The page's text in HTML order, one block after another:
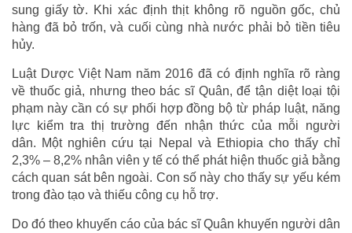
sung giấy tờ. Khi xác định thịt không rõ nguồn gốc, chủ
hàng đã bỏ trốn, và cuối cùng nhà nước phải bỏ tiền tiêu
hủy.
Luật Dược Việt Nam năm 2016 đã có định nghĩa rõ ràng
về thuốc giả, nhưng theo bác sĩ Quân, để tận diệt loại tội
phạm này cần có sự phối hợp đồng bộ từ pháp luật, năng
lực kiểm tra thị trường đến nhận thức của mỗi người
dân. Một nghiên cứu tại Nepal và Ethiopia cho thấy chỉ
2,3% – 8,2% nhân viên y tế có thể phát hiện thuốc giả bằng
cách quan sát bên ngoài. Con số này cho thấy sự yếu kém
trong đào tạo và thiếu công cụ hỗ trợ.
Do đó theo khuyến cáo của bác sĩ Quân khuyến người dân